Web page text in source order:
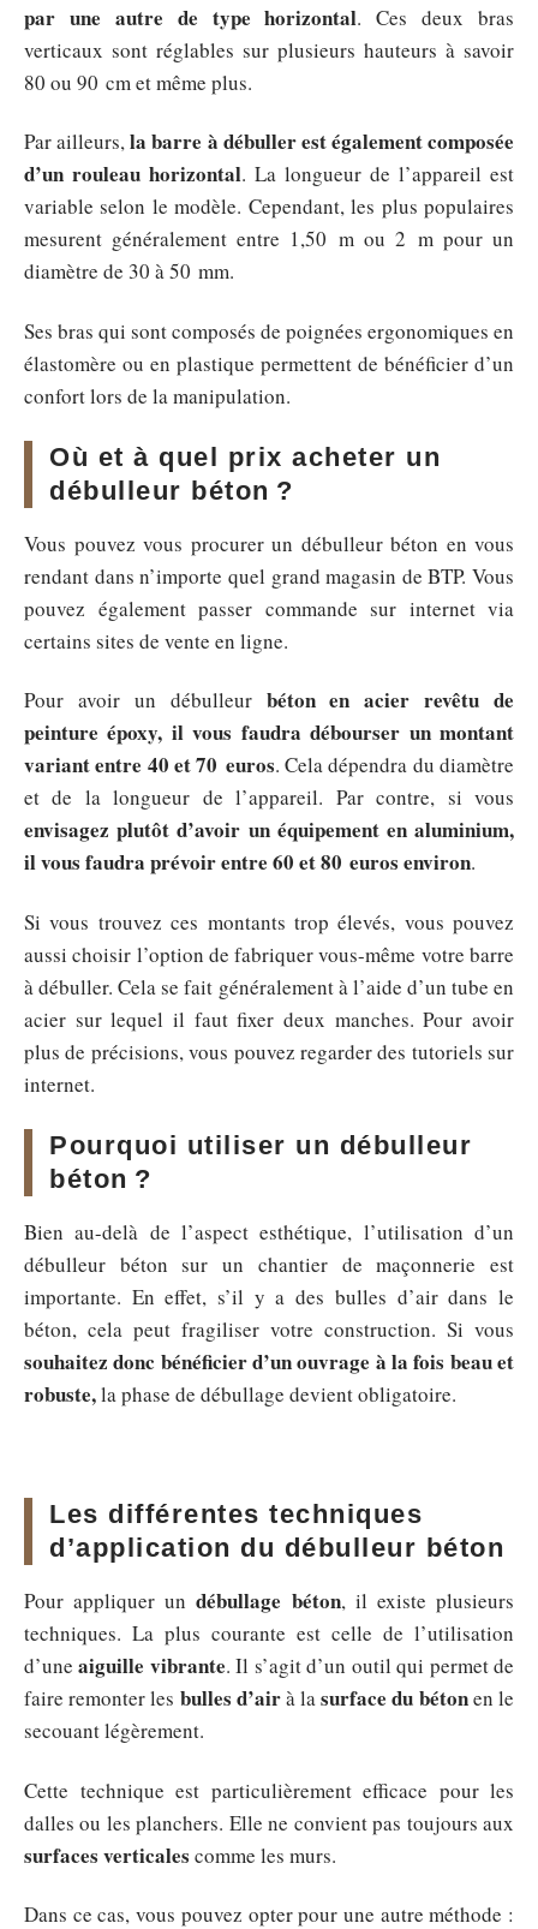
par une autre de type horizontal. Ces deux bras
verticaux sont réglables sur plusieurs hauteurs à savoir
80 ou 90 cm et même plus.
Par ailleurs,la barre à débuller est également composée
d’un rouleau horizontal. La longueur de l’appareil est
variable selon le modèle. Cependant, les plus populaires
mesurent généralement entre 1,50 m ou 2 m pour un
diamètre de 30 à 50 mm.
Ses bras qui sont composés de poignées ergonomiques en
élastomère ou en plastique permettent de bénéficier d’un
confort lors de la manipulation.
Où et à quel prix acheter un
débulleur béton ?
Vous pouvez vous procurer un débulleur béton en vous
rendant dans n’importe quel grand magasin de BTP. Vous
pouvez également passer commande sur internet via
certains sites de vente en ligne.
Pour avoir un débulleur béton en acier revêtu de
peinture époxy, il vous faudra débourser un montant
variant entre 40 et 70 euros. Cela dépendra du diamètre
et de la longueur de l’appareil. Par contre, si vous
envisagez plutôt d’avoir un équipement en aluminium,
il vous faudra prévoir entre 60 et 80 euros environ.
Si vous trouvez ces montants trop élevés, vous pouvez
aussi choisir l’option de fabriquer vous-même votre barre
à débuller. Cela se fait généralement à l’aide d’un tube en
acier sur lequel il faut fixer deux manches. Pour avoir
plus de précisions, vous pouvez regarder des tutoriels sur
internet.
Pourquoi utiliser un débulleur
béton ?
Bien au-delà de l’aspect esthétique, l’utilisation d’un
débulleur béton sur un chantier de maçonnerie est
importante. En effet, s’il y a des bulles d’air dans le
béton, cela peut fragiliser votre construction. Si vous
souhaitez donc bénéficier d’un ouvrage à la fois beau et
robuste,la phase de débullage devient obligatoire.
Les différentes techniques
d’application du débulleur béton
Pour appliquer undébullage béton, il existe plusieurs
techniques. La plus courante est celle de l’utilisation
d’uneaiguille vibrante. Il s’agit d’un outil qui permet de
faire remonter les bulles d’airà lasurface du bétonen le
secouant légèrement.
Cette technique est particulièrement efficace pour les
dalles ou les planchers. Elle ne convient pas toujours aux
surfaces verticales comme les murs.
Dans ce cas, vous pouvez opter pour une autre méthode :